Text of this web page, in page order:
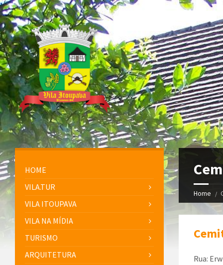
Home
Rua:
HOME
VILA.TUR
VILA ITOUPAVA
VILA NA MÍDIA
TURISMO
ARQUITETURA